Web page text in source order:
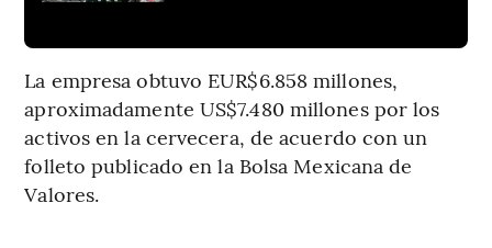
La empresa obtuvo EUR$6.858 millones,
aproximadamente US$7.480 millones por los
activos en la cervecera, de acuerdo con un
folleto publicado en la Bolsa Mexicana de
Valores.